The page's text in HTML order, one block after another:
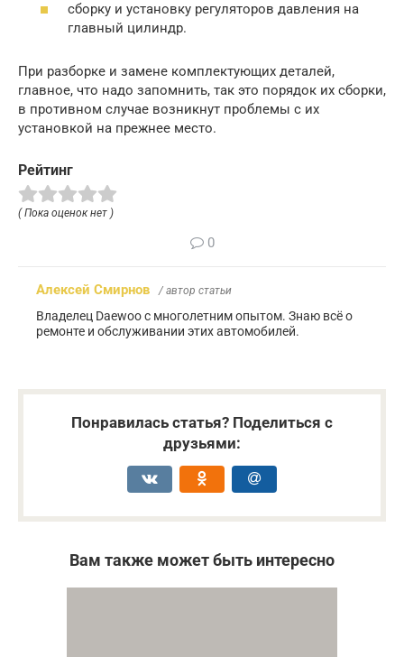
сборку и установку регуляторов давления на
главный цилиндр.
При разборке и замене комплектующих деталей,
главное, что надо запомнить, так это порядок их сборки,
в противном случае возникнут проблемы с их
установкой на прежнее место.
Рейтинг
( Пока оценок нет )
0
Алексей Смирнов / автор статьи
Владелец Daewoo с многолетним опытом. Знаю всё о
ремонте и обслуживании этих автомобилей.
Понравилась статья? Поделиться с
друзьями:
Вам также может быть интересно